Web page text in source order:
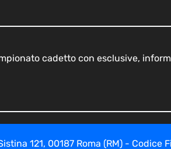
cadetto con esclusive,
121, 00187 Roma (RM) - Codice